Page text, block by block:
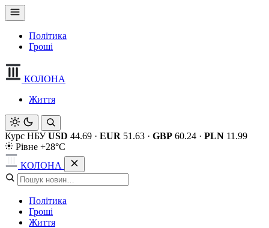
Політика
Гроші
КОЛОНА
Життя
Курс НБУ USD 44.69 · EUR 51.63 · GBP 60.24 · PLN 11.99
Рівне +28°C
КОЛОНА
Політика
Гроші
Життя